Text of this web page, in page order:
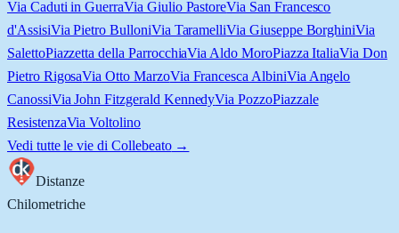
Via Caduti in GuerraVia Giulio PastoreVia San Francesco
d'AssisiVia Pietro BulloniVia TaramelliVia Giuseppe BorghiniVia
SalettoPiazzetta della ParrocchiaVia Aldo MoroPiazza ItaliaVia Don
Pietro RigosaVia Otto MarzoVia Francesca AlbiniVia Angelo
CanossiVia John Fitzgerald KennedyVia PozzoPiazzale
ResistenzaVia Voltolino
Vedi tutte le vie di Collebeato→
Distanze
Chilometriche